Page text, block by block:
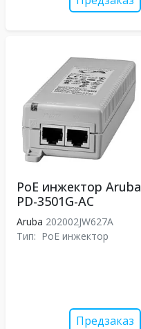
PoE инжектор Aruba
PD-3501G-AC
Aruba 202002JW627A
Тип: PoE инжектор
Предзаказ